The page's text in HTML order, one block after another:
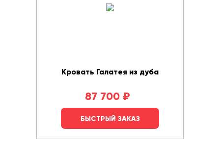
Кровать Галатея из дуба
87 700 ₽
БЫСТРЫЙ ЗАКАЗ